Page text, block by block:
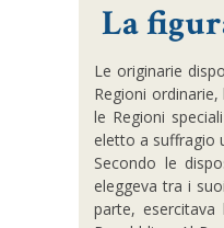
La
Le originarie
Regioni
le Regioni
eletto a suffragio
Secondo le
eleggeva tra i
parte,